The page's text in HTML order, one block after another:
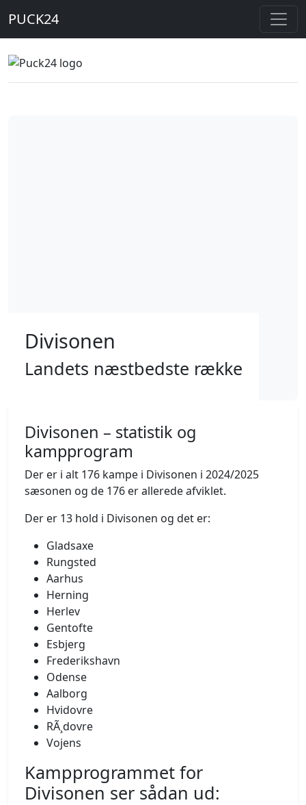
PUCK24
Divisonen
Landets næstbedste række
Divisonen – statistik og
kampprogram
Der er i alt 176 kampe i Divisonen i 2024/2025
sæsonen og de 176 er allerede afviklet.
Der er 13 hold i Divisonen og det er:
Gladsaxe
Rungsted
Aarhus
Herning
Herlev
Gentofte
Esbjerg
Frederikshavn
Odense
Aalborg
Hvidovre
RÃ¸dovre
Vojens
Kampprogrammet for
Divisonen ser sådan ud: